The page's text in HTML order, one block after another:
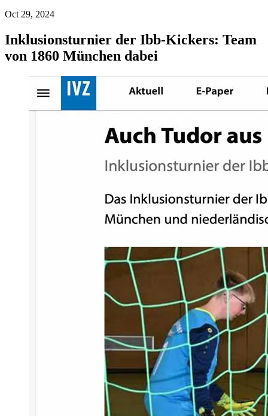
Oct 29, 2024
Inklusionsturnier der Ibb-Kickers: Team
von 1860 München dabei